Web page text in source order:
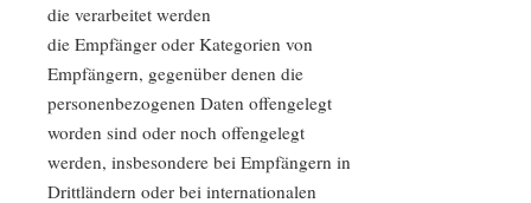
die verarbeitet werden
die Empfänger oder Kategorien von
Empfängern, gegenüber denen die
personenbezogenen Daten offengelegt
worden sind oder noch offengelegt
werden, insbesondere bei Empfängern in
Drittländern oder bei internationalen